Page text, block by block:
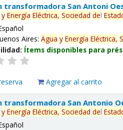
transformadora San Antoni
y Energía Eléctrica, Sociedad del
Aires:Agua y Energía Eléctrica,
Ítems disponibles para
Agregar al carrito
transformadora San Antonio
y Energía Eléctrica, Sociedad del